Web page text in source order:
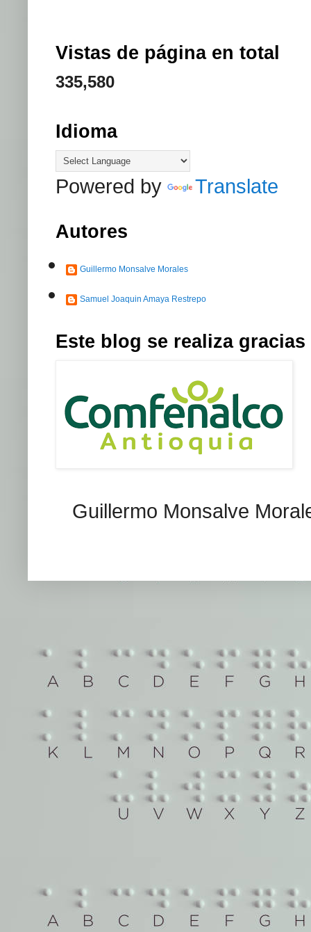
Vistas de página en total
335,580
Idioma
Powered by Translate
Autores
Guillermo Monsalve Morales
Samuel Joaquin Amaya Restrepo
Este blog se realiza
Guillermo Monsalve